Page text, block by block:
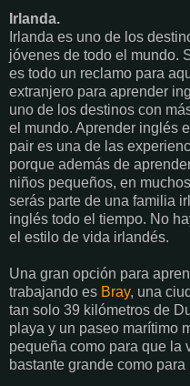
Irlanda.
Irlanda es uno de los
jóvenes de todo el mundo.
es todo un reclamo para
extranjero para aprender
uno de los destinos con
el mundo. Aprender inglés
pair es una de las
porque además de
niños pequeños, en
serás parte de una familia
inglés todo el tiempo. No
el estilo de vida irlandés.
Una gran opción para
trabajando es Bray, una
tan solo 39 kilómetros de
playa y un paseo marítimo
pequeña como para que la
bastante grande como para